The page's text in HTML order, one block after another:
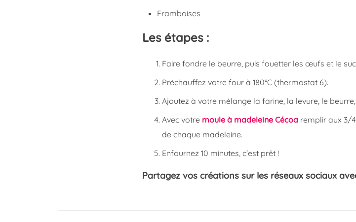
Framboises
Les étapes :
Faire fondre le beurre, puis fouetter les œufs et le
Préchauffez votre four à 180°C (thermostat 6).
Ajoutez à votre mélange la farine, la levure, le
Avec votre moule à madeleine Cécoa remplir aux 3/
de chaque madeleine.
Enfournez 10 minutes, c’est prêt !
Partagez vos créations sur les réseaux sociaux